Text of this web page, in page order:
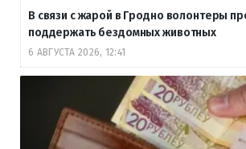
В связи с жарой в Гродно волонтеры
поддержать бездомных животных
6 АВГУСТА 2026, 12:41